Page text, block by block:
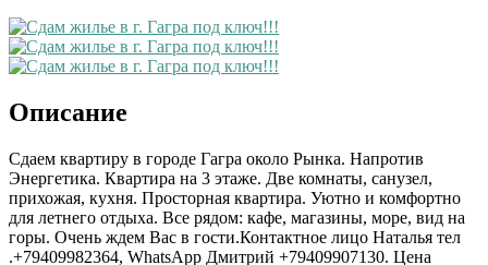
Описание
Сдаем квартиру в городе Гагра около Рынка. Напротив
Энергетика. Квартира на 3 этаже. Две комнаты, санузел,
прихожая, кухня. Просторная квартира. Уютно и комфортно
для летнего отдыха. Все рядом: кафе, магазины, море, вид на
горы. Очень ждем Вас в гости.Контактное лицо Наталья тел
.+79409982364, WhatsApp Дмитрий +79409907130. Цена